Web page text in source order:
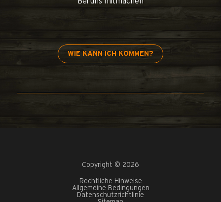
WIE KANN ICH KOMMEN?
Copyright © 2026
Rechtliche Hinweise
Allgemeine Bedingungen
Datenschutzrichtlinie